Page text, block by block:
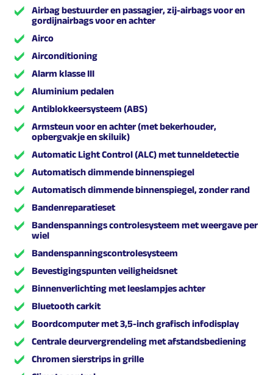
Airbag bestuurder en passagier, zij-airbags voor en
gordijnairbags voor en achter
Airco
Airconditioning
Alarm klasse III
Aluminium pedalen
Antiblokkeersysteem (ABS)
Armsteun voor en achter (met bekerhouder,
opbergvakje en skiluik)
Automatic Light Control (ALC) met tunneldetectie
Automatisch dimmende binnenspiegel
Automatisch dimmende binnenspiegel, zonder rand
Bandenreparatieset
Bandenspannings controlesysteem met weergave per
wiel
Bandenspanningscontrolesysteem
Bevestigingspunten veiligheidsnet
Binnenverlichting met leeslampjes achter
Bluetooth carkit
Boordcomputer met 3,5-inch grafisch infodisplay
Centrale deurvergrendeling met afstandsbediening
Chromen sierstrips in grille